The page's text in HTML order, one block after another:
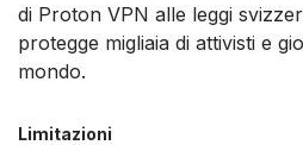
di Proton VPN alle leggi
protegge migliaia di attivisti e
mondo.
Limitazioni